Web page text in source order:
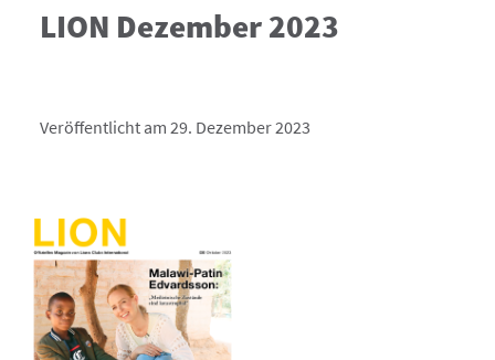
LION Dezember 2023
Veröffentlicht am 29. Dezember 2023